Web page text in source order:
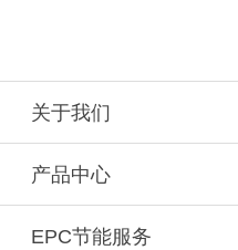
关于我们
产品中心
EPC节能服务